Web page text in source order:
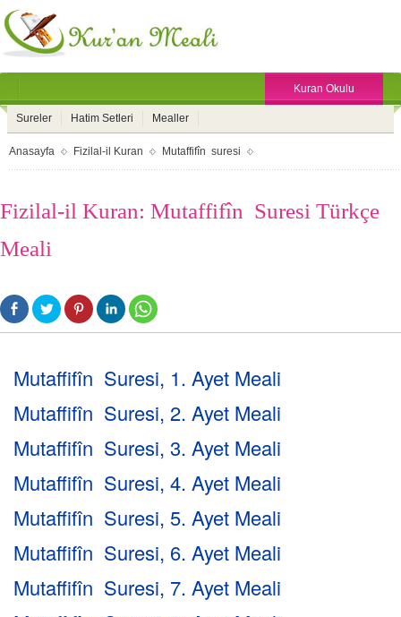
Kuran Okulu
Sureler Hatim Setleri Mealler
Anasayfa Fizilal-il Kuran Mutaffifîn suresi
Fizilal-il Kuran: Mutaffifîn Suresi Türkçe
Meali
Mutaffifîn Suresi, 1. Ayet Meali
Mutaffifîn Suresi, 2. Ayet Meali
Mutaffifîn Suresi, 3. Ayet Meali
Mutaffifîn Suresi, 4. Ayet Meali
Mutaffifîn Suresi, 5. Ayet Meali
Mutaffifîn Suresi, 6. Ayet Meali
Mutaffifîn Suresi, 7. Ayet Meali